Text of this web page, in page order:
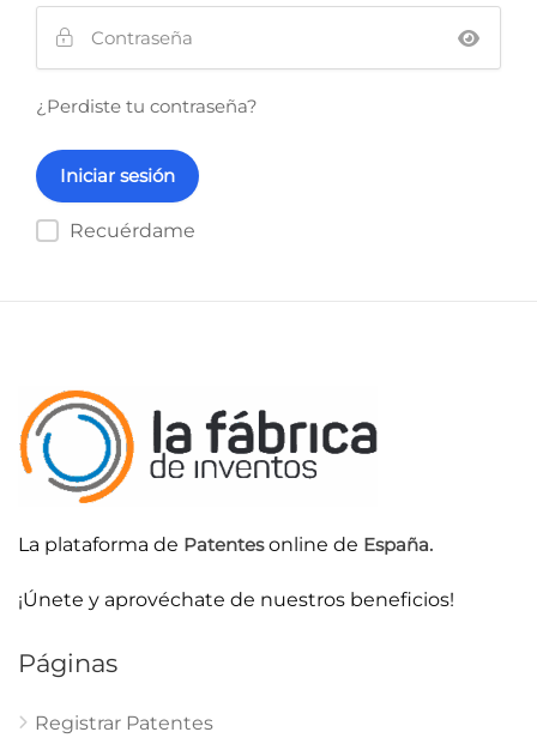
¿Perdiste tu contraseña?
Recuérdame
La plataforma de Patentesonline de España.
¡Únete y aprovéchate de nuestros beneficios!
Páginas
Registrar Patentes